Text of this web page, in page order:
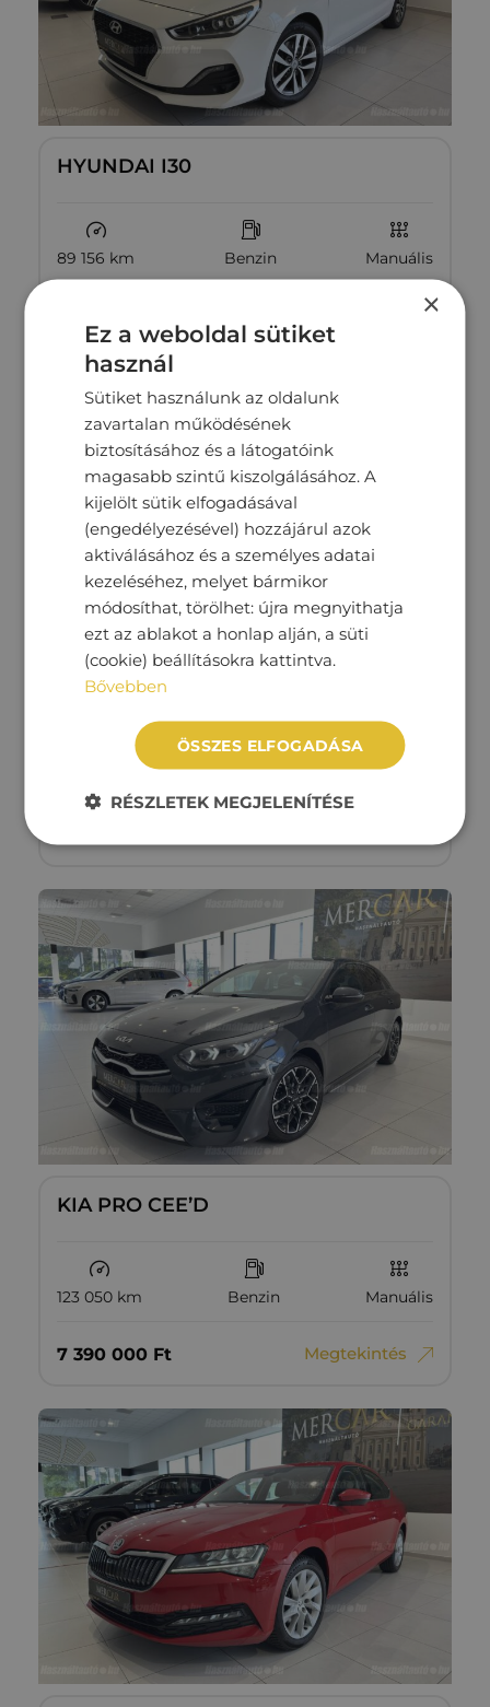
HYUNDAI I30
89 156 km Benzin Manuális
MERCEDES-BENZ CLA 250
KIA PRO CEE’D
123 050 km Benzin Manuális
7‏‏‎ ‎390‏‏‎ ‎000 Ft Megtekintés
×
Ez a weboldal sütiket
használ
Sütiket használunk az oldalunk
zavartalan működésének
biztosításához és a látogatóink
magasabb szintű kiszolgálásához. A
kijelölt sütik elfogadásával
(engedélyezésével) hozzájárul azok
aktiválásához és a személyes adatai
kezeléséhez, melyet bármikor
módosíthat, törölhet: újra megnyithatja
ezt az ablakot a honlap alján, a süti
(cookie) beállításokra kattintva.
Bővebben
ÖSSZES ELFOGADÁSA
RÉSZLETEK MEGJELENÍTÉSE